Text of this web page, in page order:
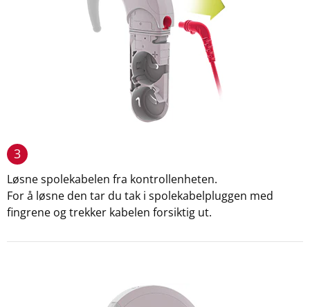
3
Løsne spolekabelen fra kontrollenheten.
For å løsne den tar du tak i spolekabelpluggen med
fingrene og trekker kabelen forsiktig ut.